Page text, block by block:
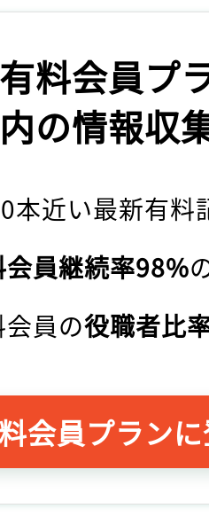
有料会員プ
の情報収
本近い最新有料
会員継続率98%
員の役職者比
会員プラン